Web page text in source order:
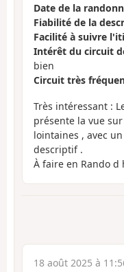
Date de la
Fiabilité de la
Facilité à suivre
Intérêt du circuit
bien
Circuit très
Très intéressant :
présente la vue
lointaines , avec
descriptif .
À faire en Rando
18 août 2025 à